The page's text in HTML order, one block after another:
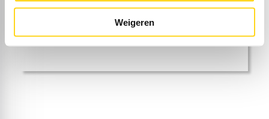
Weigeren
bereikbaar en altijd bereid om mee te
deze adviseurs dan ook ten zeerste
aan”